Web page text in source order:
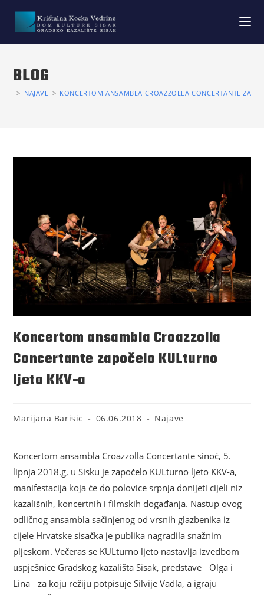
BLOG
> NAJAVE > KONCERTOM ANSAMBLA CROAZZOLLA CONCERTANTE
Koncertom ansambla Croazzolla
Concertante započelo KULturno
ljeto KKV-a
Marijana Barisic 06.06.2018 Najave
Koncertom ansambla Croazzolla Concertante sinoć, 5.
lipnja 2018.g, u Sisku je započelo KULturno ljeto KKV-a,
manifestacija koja će do polovice srpnja donijeti cijeli niz
kazališnih, koncertnih i filmskih događanja. Nastup ovog
odličnog ansambla sačinjenog od vrsnih glazbenika iz
cijele Hrvatske sisačka je publika nagradila snažnim
pljeskom. Večeras se KULturno ljeto nastavlja izvedbom
uspješnice Gradskog kazališta Sisak, predstave ¨Olga i
Lina¨ za koju režiju potpisuje Silvije Vadla, a igraju